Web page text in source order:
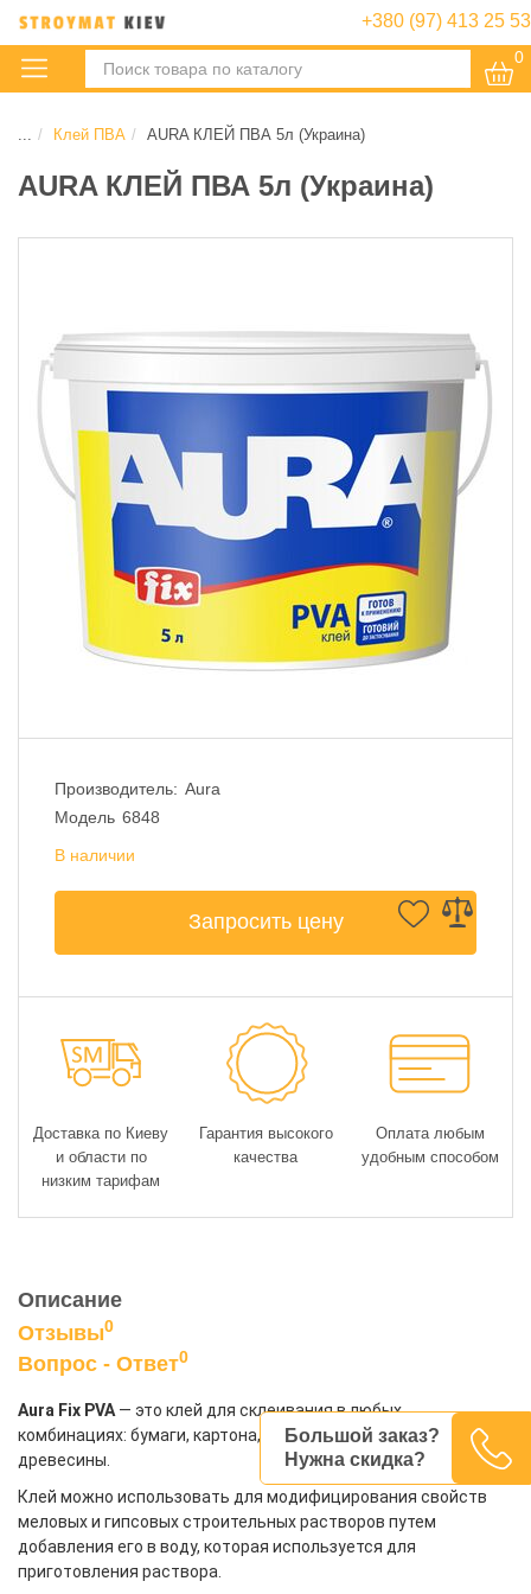
+380 (97) 413 25 53
0
Клей ПВА AURA КЛЕЙ ПВА 5л (Украина)
AURA КЛЕЙ ПВА 5л (Украина)
Производитель: Aura
Модель 6848
В наличии
Запросить цену
Большой заказ?
Нужна скидка?
Доставка по Киеву
и области по
низким тарифам
Гарантия высокого
качества
Оплата любым
удобным способом
Описание
Отзывы0
Вопрос - Ответ0
Aura Fix PVA — это клей для склеивания в любых
комбинациях: бумаги, картона, кожи, ткани, обоев, а также
древесины.
Клей можно использовать для модифицирования свойств
меловых и гипсовых строительных растворов путем
добавления его в воду, которая используется для
приготовления раствора.